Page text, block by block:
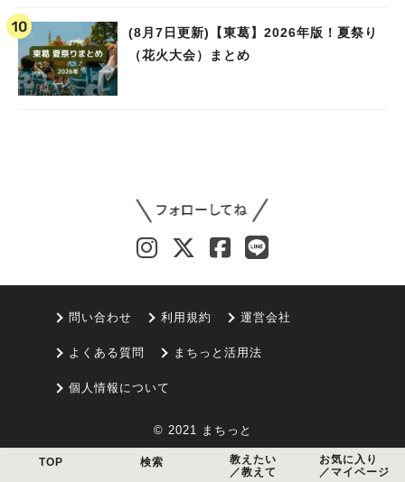
(8月7日更新)【東葛】2026年版！夏祭り
（花火大会）まとめ
問い合わせ 利用規約 運営会社
よくある質問 まちっと活用法
個人情報について
© 2021 まちっと
TOP 検索
教えたい
／教えて
お気に入り
／マイページ